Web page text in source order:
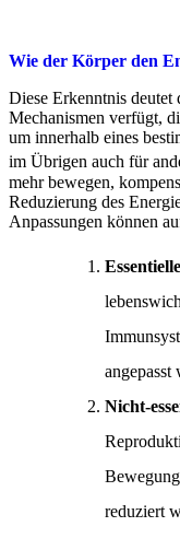
Wie der Körper den
Diese Erkenntnis deutet
Mechanismen verfügt,
um innerhalb eines
im Übrigen auch für
mehr bewegen,
Reduzierung des
Anpassungen können
angepasst
Nicht-
reduziert